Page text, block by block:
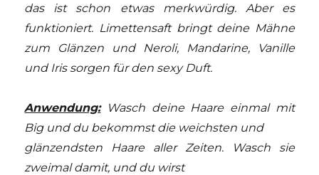
das ist schon etwas merkwürdig. Aber es
funktioniert. Limettensaft bringt deine Mähne
zum Glänzen und Neroli, Mandarine, Vanille
und Iris sorgen für den sexy Duft.
Anwendung:Wasch deine Haare einmal mit
Big und du bekommst die weichsten und
glänzendsten Haare aller Zeiten. Wasch sie
zweimal damit, und du wirst